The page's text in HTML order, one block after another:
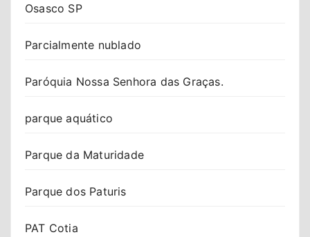
Osasco SP
Parcialmente nublado
Paróquia Nossa Senhora das Graças.
parque aquático
Parque da Maturidade
Parque dos Paturis
PAT Cotia